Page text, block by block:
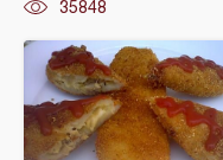
35848